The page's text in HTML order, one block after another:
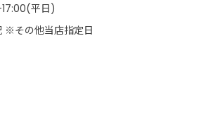
平日)
※その他当店指定日